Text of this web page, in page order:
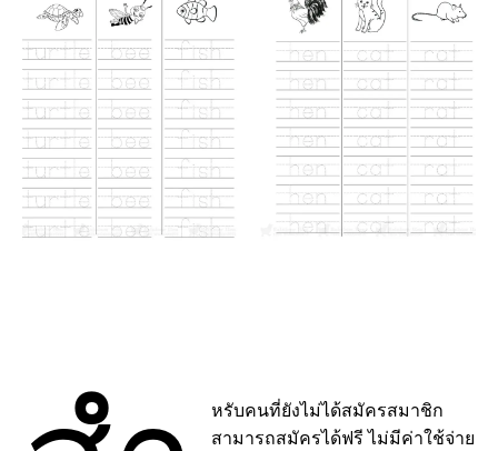
หรับคนที่ยังไม่ได้สมัครสมาชิก
สามารถสมัครได้ฟรี ไม่มีค่าใช้จ่าย